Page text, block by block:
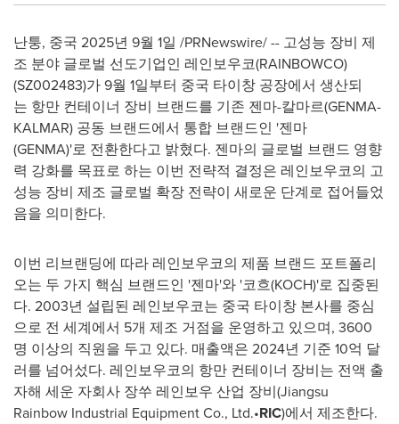
난퉁, 중국 2025년 9월 1일 /PRNewswire/ -- 고성능 장비 제
조 분야 글로벌 선도기업인 레인보우코(RAINBOWCO)
(SZ002483)가 9월 1일부터 중국 타이창 공장에서 생산되
는 항만 컨테이너 장비 브랜드를 기존 젠마-칼마르(GENMA-
KALMAR) 공동 브랜드에서 통합 브랜드인 '젠마
(GENMA)'로 전환한다고 밝혔다. 젠마의 글로벌 브랜드 영향
력 강화를 목표로 하는 이번 전략적 결정은 레인보우코의 고
성능 장비 제조 글로벌 확장 전략이 새로운 단계로 접어들었
음을 의미한다.
이번 리브랜딩에 따라 레인보우코의 제품 브랜드 포트폴리
오는 두 가지 핵심 브랜드인 '젠마'와 '코흐(KOCH)'로 집중된
다. 2003년 설립된 레인보우코는 중국 타이창 본사를 중심
으로 전 세계에서 5개 제조 거점을 운영하고 있으며, 3600
명 이상의 직원을 두고 있다. 매출액은 2024년 기준 10억 달
러를 넘어섰다. 레인보우코의 항만 컨테이너 장비는 전액 출
자해 세운 자회사 장쑤 레인보우 산업 장비(Jiangsu
Rainbow Industrial Equipment Co., Ltd.•RIC)에서 제조한다.